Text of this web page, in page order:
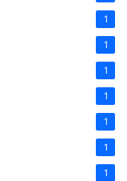
1
1
1
1
1
1
1